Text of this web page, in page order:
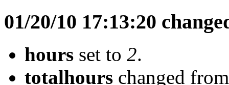
01/20/10 17:13:20
hours set to 2.
totalhours changed